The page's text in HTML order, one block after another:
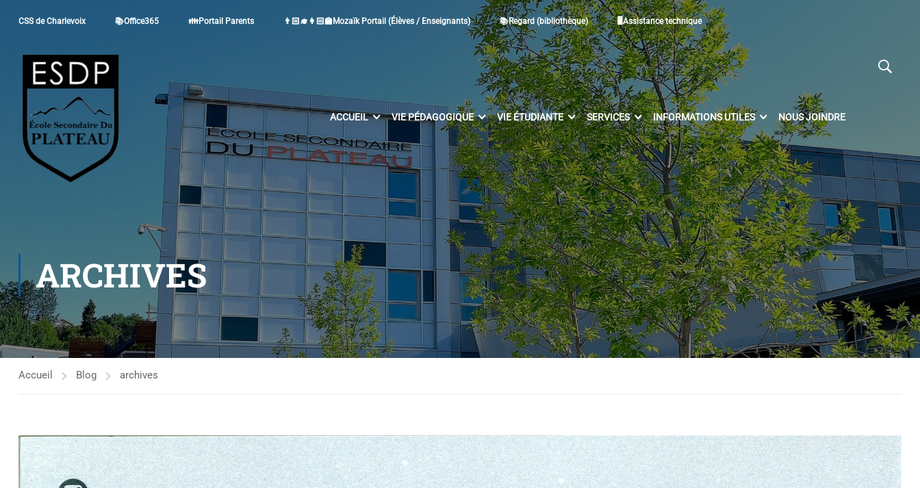
CSS de Charlevoix 📚Office365 👪Portail Parents 👨🏻‍🎓👩🏻‍🏫Mozaïk Portail (Élèves / Enseignants) 📚Regard (bibliothèque) 🖥Assistance technique
ACCUEIL VIE PÉDAGOGIQUE VIE ÉTUDIANTE SERVICES INFORMATIONS UTILES NOUS JOINDRE
ARCHIVES
Accueil Blog archives